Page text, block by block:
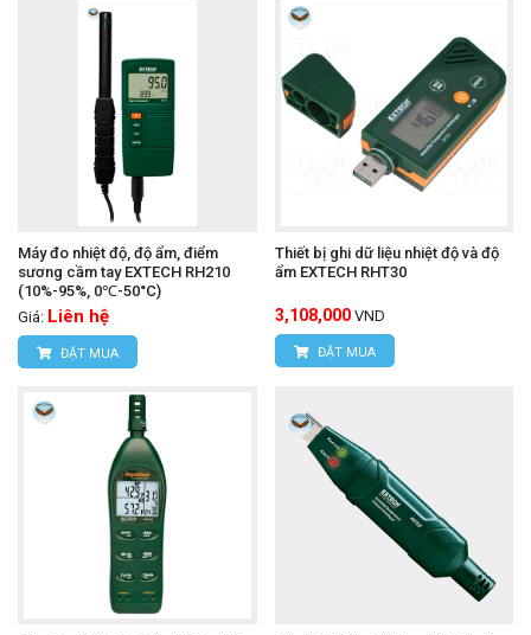
Máy đo nhiệt độ, độ ẩm, điểm
sương cầm tay EXTECH RH210
(10%-95%, 0℃-50°C)
Giá: Liên hệ
ĐẶT MUA
Thiết bị ghi dữ liệu nhiệt độ và độ
ẩm EXTECH RHT30
3,108,000 VND
ĐẶT MUA